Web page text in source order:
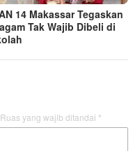
14 Makassar Tegaskan
Tak Wajib Dibeli di
Ruas yang wajib ditandai *